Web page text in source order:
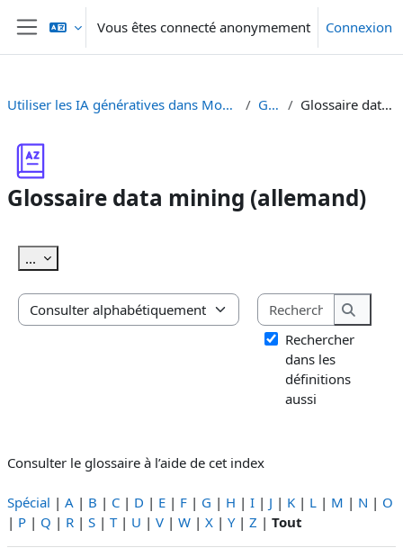
Passer au contenu principal
Panneau latéral
Vous êtes connecté anonymement Connexion
Utiliser les IA génératives dans Moodle - Generative KI in Moodle einsetzen Glossaire Glossaire data mining (allemand)
Glossaire data mining (allemand)
... Exporter des articles
Consulter le glossaire à l’aide de cet index
Rechercher
Rechercher
dans les
définitions
aussi
Consulter le glossaire à l’aide de cet index
Spécial | A | B | C | D | E | F | G | H | I | J | K | L | M | N | O
| P | Q | R | S | T| U | V | W | X | Y| Z | Tout